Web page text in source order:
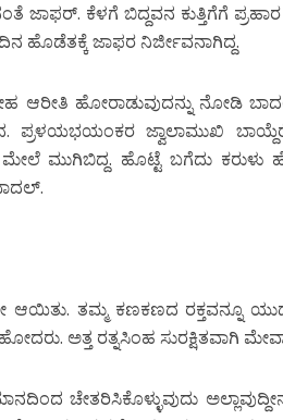
ಜಾಫರ್. ಕೆಳಗೆ ಬಿದ್ದವನ ಕುತ್ತಿಗೆಗೆ
ಹೊಡೆತಕ್ಕೆ ಜಾಫರ ನಿರ್ಜೀವನಾಗಿದ್ದ.
ಆರೀತಿ ಹೋರಾಡುವುದನ್ನು ನೋಡಿ
ಪ್ರಳಯಭಯಂಕರ ಜ್ವಾಲಾಮುಖಿ
ಮುಗಿಬಿದ್ದ. ಹೊಟ್ಟೆ ಬಗೆದು ಕರುಳು
ಆಯಿತು. ತಮ್ಮ ಕಣಕಣದ ರಕ್ತವನ್ನೂ
ಅತ್ತ ರತ್ನಸಿಂಹ ಸುರಕ್ಷಿತವಾಗಿ
ಚೇತರಿಸಿಕೊಳ್ಳುವುದು